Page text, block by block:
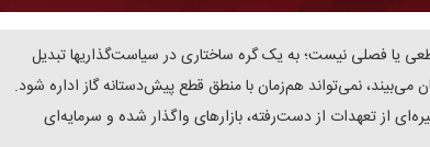
یا فصلی نیست؛ به یک گره ساختاری در سیاست‌گذاریها تبدیل
نمی‌تواند هم‌زمان با منطق قطع پیش‌دستانه گاز اداره شود.
از تعهدات از دست‌رفته، بازارهای واگذار شده و سرمایه‌ای